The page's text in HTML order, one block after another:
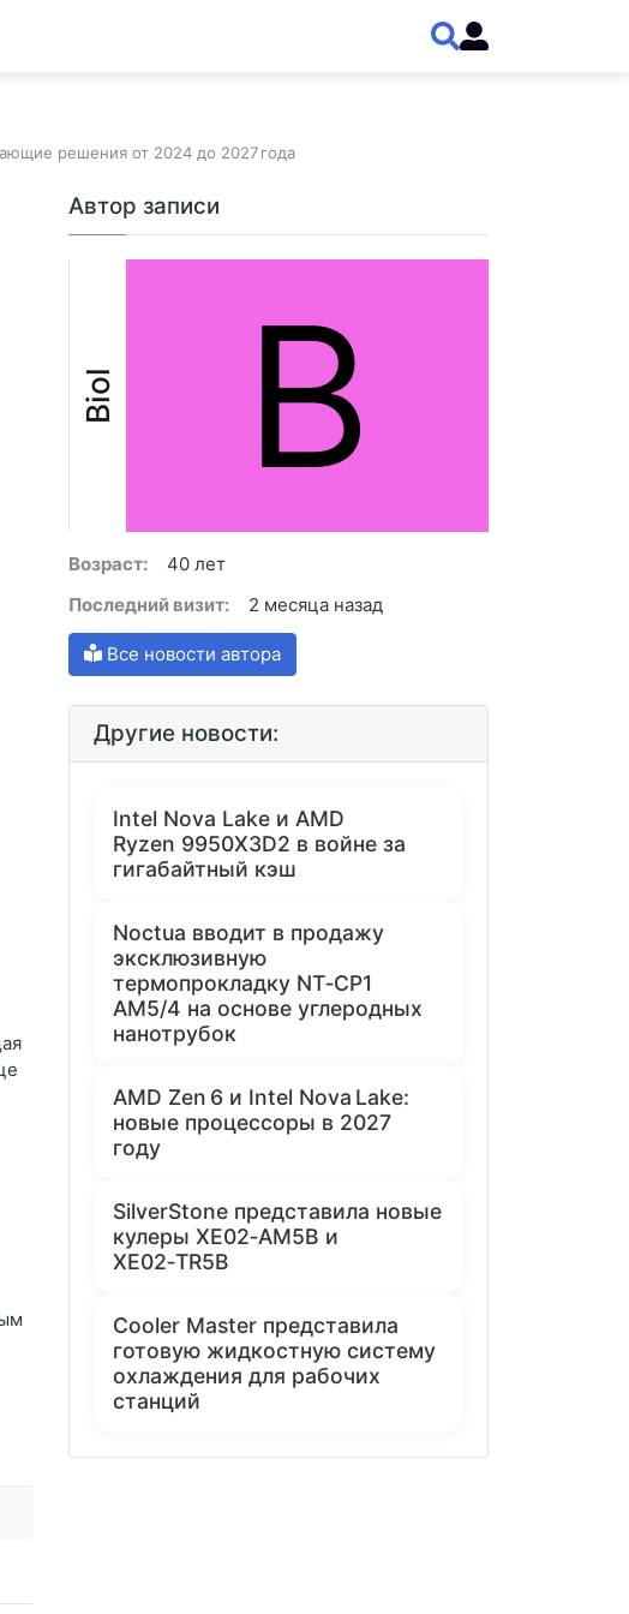
решения от 2024 до 2027 года
Автор записи
Biol B
Возраст:
40 лет
Последний визит:
2 месяца назад
Все новости автора
Другие новости:
Intel Nova Lake и AMD
Ryzen 9950X3D2 в войне за
гигабайтный кэш
Noctua вводит в продажу
эксклюзивную
термопрокладку NT‑CP1
AM5/4 на основе углеродных
нанотрубок
AMD Zen 6 и Intel Nova Lake:
новые процессоры в 2027
году
SilverStone представила новые
кулеры XE02‑AM5B и
XE02‑TR5B
Cooler Master представила
готовую жидкостную систему
охлаждения для рабочих
станций